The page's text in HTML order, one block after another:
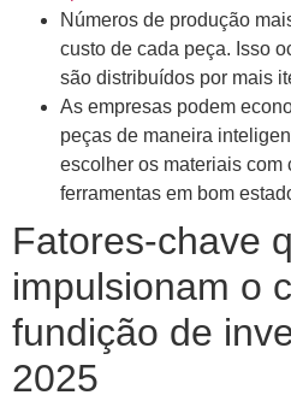
Números de produção
custo de cada peça. Isso
são distribuídos por mais
As empresas podem
peças de maneira
escolher os materiais com
ferramentas em bom
Fatores-chave
impulsionam o
fundição de
2025